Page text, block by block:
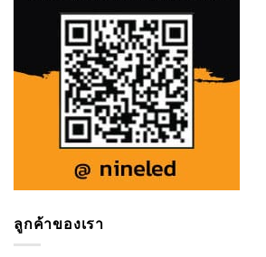
ลูกค้าของเรา